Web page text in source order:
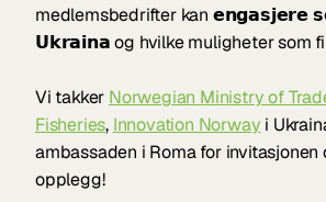
medlemsbedrifter kan 𝗲𝗻𝗴𝗮𝘀𝗷𝗲𝗿𝗲
𝗨𝗸𝗿𝗮𝗶𝗻𝗮 og hvilke muligheter som
Vi takker Norwegian Ministry of
Fisheries, Innovation Norway i
ambassaden i Roma for
opplegg!